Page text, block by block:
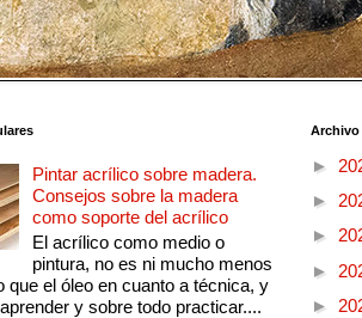
Pintar acrílico sobre madera.
Consejos sobre la madera
como soporte del acrílico
El acrílico como medio o
pintura, no es ni mucho menos
que el óleo en cuanto a técnica, y
y sobre todo practicar....
►
►
►
►
►